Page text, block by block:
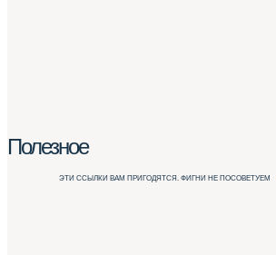
Полезное
ЭТИ ССЫЛКИ ВАМ ПРИГОДЯТСЯ. ФИГНИ НЕ ПОСОВЕТУЕМ